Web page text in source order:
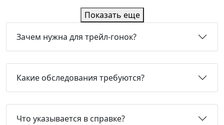
Показать еще
Зачем нужна для трейл-гонок?
Какие обследования требуются?
Что указывается в справке?